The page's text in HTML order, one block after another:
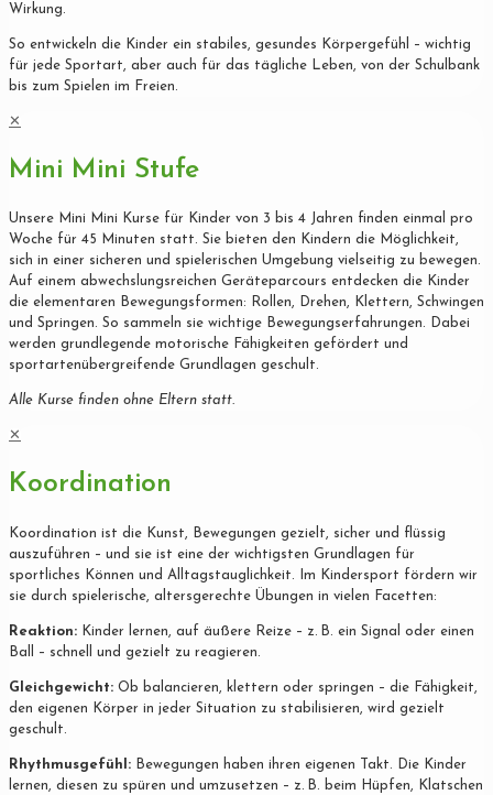
Wirkung.
So entwickeln die Kinder ein stabiles, gesundes Körpergefühl – wichtig
für jede Sportart, aber auch für das tägliche Leben, von der Schulbank
bis zum Spielen im Freien.
✕
Mini Mini Stufe
Unsere Mini Mini Kurse für Kinder von 3 bis 4 Jahren finden einmal pro
Woche für 45 Minuten statt. Sie bieten den Kindern die Möglichkeit,
sich in einer sicheren und spielerischen Umgebung vielseitig zu bewegen.
Auf einem abwechslungsreichen Geräteparcours entdecken die Kinder
die elementaren Bewegungsformen: Rollen, Drehen, Klettern, Schwingen
und Springen. So sammeln sie wichtige Bewegungserfahrungen. Dabei
werden grundlegende motorische Fähigkeiten gefördert und
sportartenübergreifende Grundlagen geschult.
Alle Kurse finden ohne Eltern statt.
✕
Koordination
Koordination ist die Kunst, Bewegungen gezielt, sicher und flüssig
auszuführen – und sie ist eine der wichtigsten Grundlagen für
sportliches Können und Alltagstauglichkeit. Im Kindersport fördern wir
sie durch spielerische, altersgerechte Übungen in vielen Facetten:
Reaktion: Kinder lernen, auf äußere Reize – z. B. ein Signal oder einen
Ball – schnell und gezielt zu reagieren.
Gleichgewicht: Ob balancieren, klettern oder springen – die Fähigkeit,
den eigenen Körper in jeder Situation zu stabilisieren, wird gezielt
geschult.
Rhythmusgefühl: Bewegungen haben ihren eigenen Takt. Die Kinder
lernen, diesen zu spüren und umzusetzen – z. B. beim Hüpfen, Klatschen